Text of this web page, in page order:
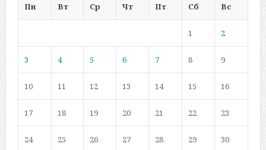
Пн
Вт Ср Чт Пт Сб Вс
1 2
3 4 5 6 7 8 9
10 11 12 13 14 15 16
17 18 19 20 21 22 23
24 25 26 27 28 29 30